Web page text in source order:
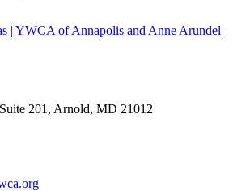
| YWCA of Annapolis and Anne Arundel
201, Arnold, MD 21012